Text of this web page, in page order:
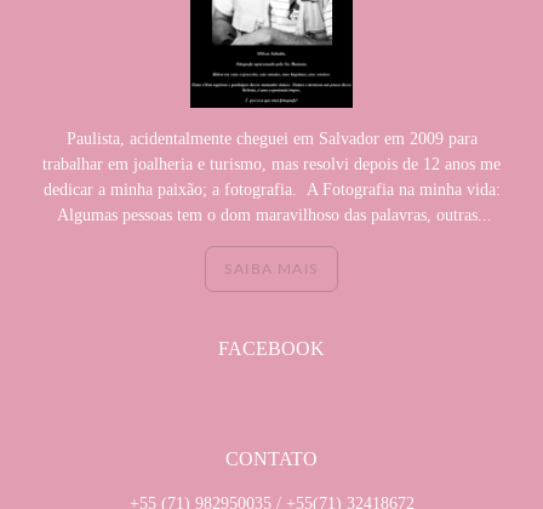
Paulista, acidentalmente cheguei em Salvador em 2009 para
trabalhar em joalheria e turismo, mas resolvi depois de 12 anos me
dedicar a minha paixão; a fotografia. A Fotografia na minha vida:
Algumas pessoas tem o dom maravilhoso das palavras, outras...
SAIBA MAIS
FACEBOOK
CONTATO
+55 (71) 982950035 / +55(71) 32418672